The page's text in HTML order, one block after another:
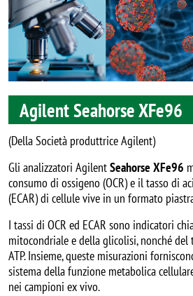
Agilent Seahorse XFe96
(Della Società produttrice Agilent)
Gli analizzatori AgilentSeahorse XFe96
consumo di ossigeno (OCR) e il tasso di
(ECAR) di cellule vive in un formato
I tassi di OCR ed ECAR sono indicatori
mitocondriale e della glicolisi, nonché del
ATP. Insieme, queste misurazioni
sistema della funzione metabolica
nei campioni ex vivo.